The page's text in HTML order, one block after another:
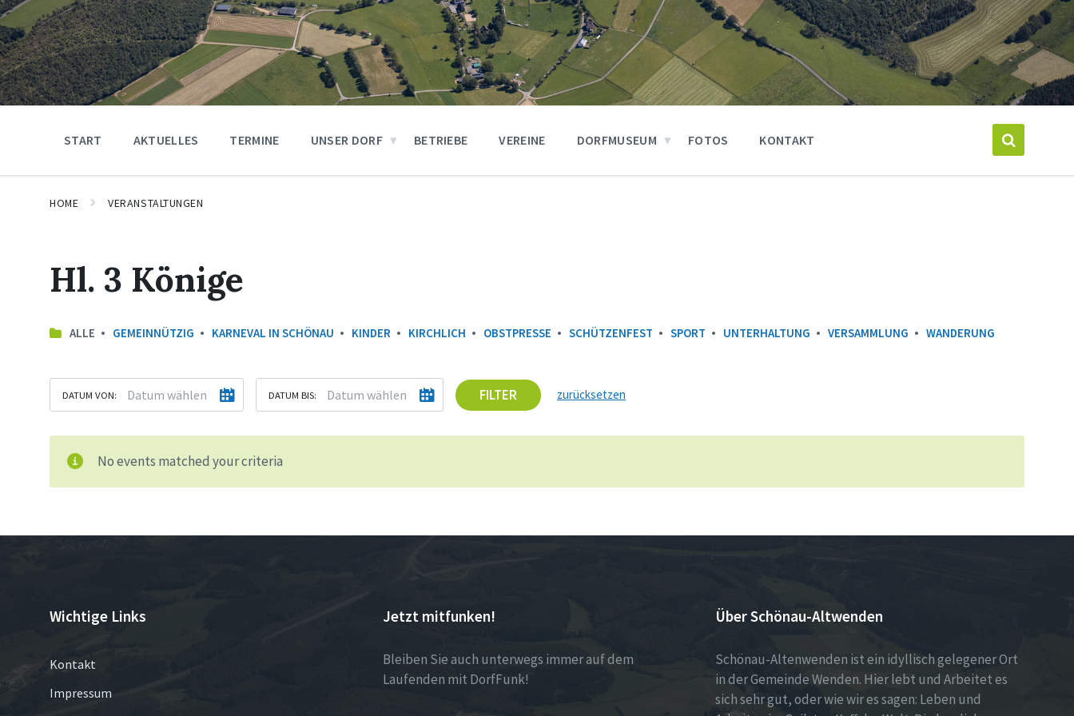
START AKTUELLES TERMINE UNSER DORF BETRIEBE VEREINE DORFMUSEUM FOTOS KONTAKT
HOME VERANSTALTUNGEN
Hl. 3 Könige
ALLE GEMEINNÜTZIG KARNEVAL IN SCHÖNAU KINDER KIRCHLICH OBSTPRESSE SCHÜTZENFEST SPORT UNTERHALTUNG VERSAMMLUNG WANDERUNG
DATUM VON: DATUM BIS: FILTER zurücksetzen
No events matched your criteria
Wichtige Links
Kontakt
Impressum
Jetzt mitfunken!
Bleiben Sie auch unterwegs immer auf dem
Laufenden mit DorfFunk!
Über Schönau-Altwenden
Schönau-Altenwenden ist ein idyllisch gelegener Ort
in der Gemeinde Wenden. Hier lebt und Arbeitet es
sich sehr gut, oder wie wir es sagen: Leben und